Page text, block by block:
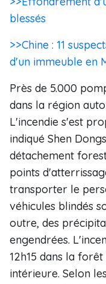
blessés
>>Chine : 11
d'un immeuble en
Près de 5.000
dans la région
L'incendie s'est
indiqué Shen
détachement
points
transporter le
véhicules blindés
outre, des
engendrées.
12h15 dans la
intérieure. Selon